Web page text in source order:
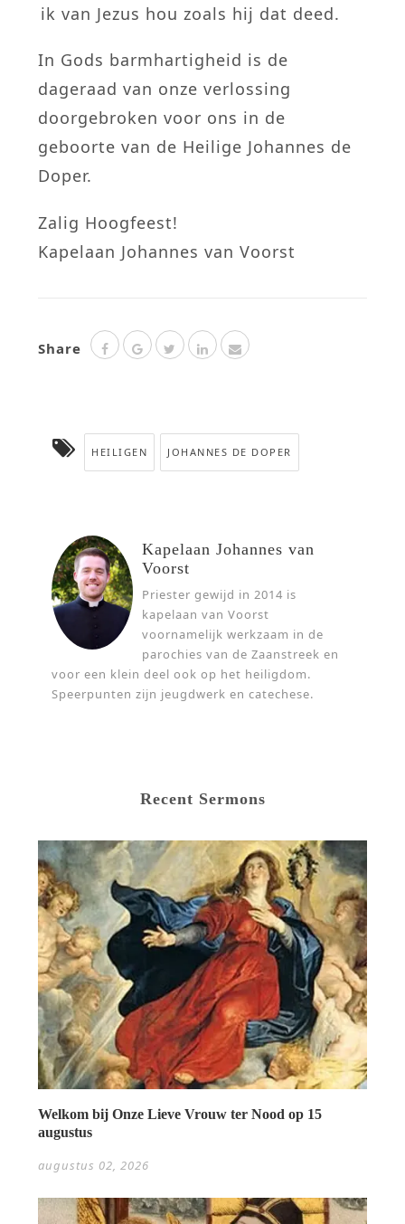
ik van Jezus hou zoals hij dat deed.
In Gods barmhartigheid is de
dageraad van onze verlossing
doorgebroken voor ons in de
geboorte van de Heilige Johannes de
Doper.
Zalig Hoogfeest!
Kapelaan Johannes van Voorst
Share
HEILIGEN JOHANNES DE DOPER
Kapelaan Johannes van
Voorst
Priester gewijd in 2014 is
kapelaan van Voorst
voornamelijk werkzaam in de
parochies van de Zaanstreek en
voor een klein deel ook op het heiligdom.
Speerpunten zijn jeugdwerk en catechese.
Recent Sermons
Welkom bij Onze Lieve Vrouw ter Nood op 15
augustus
augustus 02, 2026